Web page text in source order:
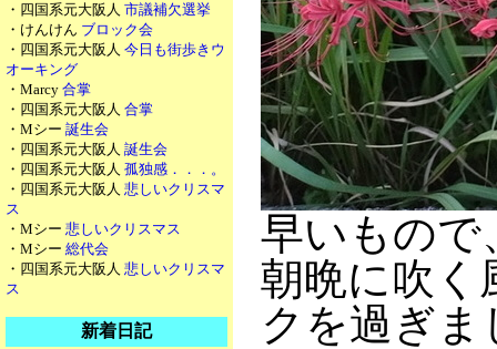
・四国系元大阪人 市議補欠選挙
・けんけん ブロック会
・四国系元大阪人 今日も街歩きウ
オーキング
・Marcy 合掌
・四国系元大阪人 合掌
・Mシー 誕生会
・四国系元大阪人 誕生会
・四国系元大阪人 孤独感．．．。
・四国系元大阪人 悲しいクリスマ
ス
・Mシー 悲しいクリスマス
・Mシー 総代会
・四国系元大阪人 悲しいクリスマ
ス
新着日記
早いもので
朝晩に吹く
クを過ぎま